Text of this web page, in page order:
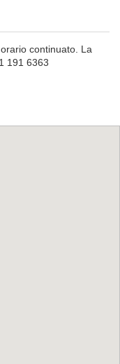
continuato. La
191 6363